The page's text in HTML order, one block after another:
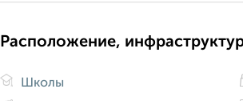
Расположение,
Школы